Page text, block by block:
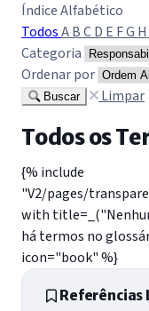
Índice Alfabético
TodosABCD E FG H
Categoria
Ordenar por
Buscar Limpar
Todos os
{% include
"V2/pages/
with
há termos no
icon="book" %}
Referências